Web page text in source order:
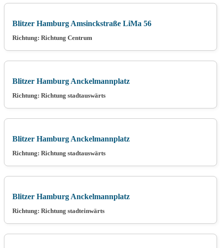
Blitzer Hamburg Amsinckstraße LiMa 56
Richtung: Richtung Centrum
Blitzer Hamburg Anckelmannplatz
Richtung: Richtung stadtauswärts
Blitzer Hamburg Anckelmannplatz
Richtung: Richtung stadtauswärts
Blitzer Hamburg Anckelmannplatz
Richtung: Richtung stadteinwärts